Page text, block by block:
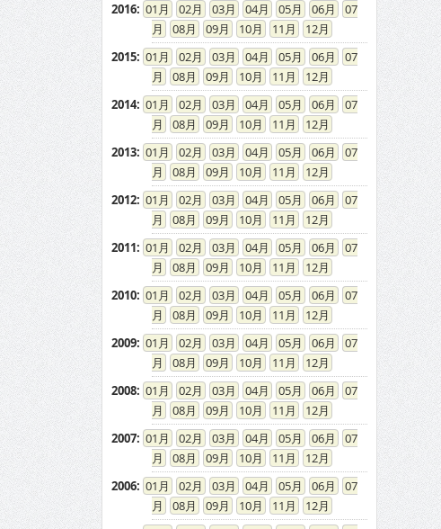
2016: 01 02 03 04 05 06
07
08
09 10 11
12
2015: 01 02 03 04 05 06
07
08
09 10 11
12
2014: 01 02 03 04 05 06
07
08
09 10 11
12
2013: 01 02 03 04 05 06
07
08
09 10 11
12
2012: 01 02 03 04 05 06
07
08
09 10 11
12
2011: 01 02 03 04 05 06
07
08
09 10 11
12
2010: 01 02 03 04 05 06
07
08
09 10 11
12
2009: 01 02 03 04 05 06
07
08
09 10 11
12
2008: 01 02 03 04 05 06
07
08
09 10 11
12
2007: 01 02 03 04 05 06
07
08
09 10 11
12
2006: 01 02 03 04 05 06
07
08
09 10 11
12